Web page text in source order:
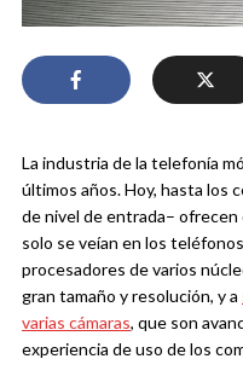
La industria de la telefonía
últimos años. Hoy, hasta los
de nivel de entrada–
solo se veían en los
procesadores de varios
gran tamaño y resolución, y a
varias cámaras, que son
experiencia de uso de los